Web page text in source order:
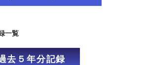
一覧
去５年分記録